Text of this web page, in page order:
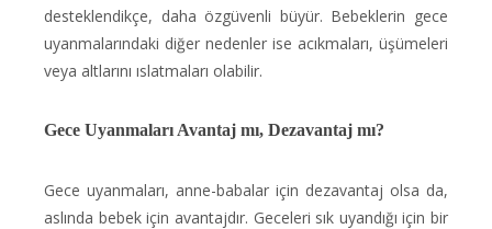
desteklendikçe, daha özgüvenli büyür. Bebeklerin gece
uyanmalarındaki diğer nedenler ise acıkmaları, üşümeleri
veya altlarını ıslatmaları olabilir.
Gece Uyanmaları Avantaj mı, Dezavantaj mı?
Gece uyanmaları, anne-babalar için dezavantaj olsa da,
aslında bebek için avantajdır. Geceleri sık uyandığı için bir